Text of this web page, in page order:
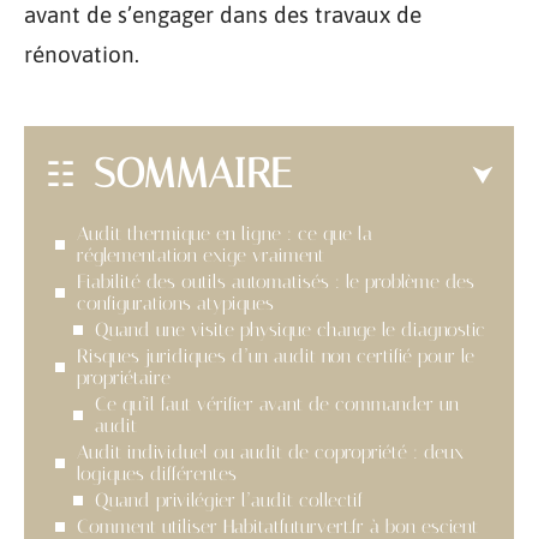
avant de s’engager dans des travaux de
rénovation.
SOMMAIRE
Audit thermique en ligne : ce que la
réglementation exige vraiment
Fiabilité des outils automatisés : le problème des
configurations atypiques
Quand une visite physique change le diagnostic
Risques juridiques d’un audit non certifié pour le
propriétaire
Ce qu’il faut vérifier avant de commander un
audit
Audit individuel ou audit de copropriété : deux
logiques différentes
Quand privilégier l’audit collectif
Comment utiliser Habitatfuturvert.fr à bon escient